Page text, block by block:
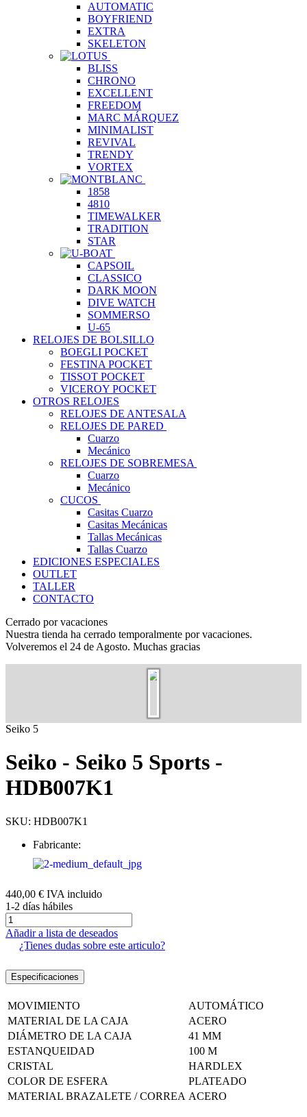
AUTOMATIC
BOYFRIEND
EXTRA
SKELETON
BLISS
CHRONO
EXCELLENT
FREEDOM
MARC MÁRQUEZ
MINIMALIST
REVIVAL
TRENDY
VORTEX
1858
4810
TIMEWALKER
TRADITION
STAR
CAPSOIL
CLASSICO
DARK MOON
DIVE WATCH
SOMMERSO
U-65
RELOJES DE BOLSILLO
BOEGLI POCKET
FESTINA POCKET
TISSOT POCKET
VICEROY POCKET
OTROS RELOJES
RELOJES DE ANTESALA
RELOJES DE PARED
Cuarzo
Mecánico
RELOJES DE SOBREMESA
Cuarzo
Mecánico
CUCOS
Casitas Cuarzo
Casitas Mecánicas
Tallas Mecánicas
Tallas Cuarzo
EDICIONES ESPECIALES
OUTLET
TALLER
CONTACTO
Cerrado por vacaciones
Nuestra tienda ha cerrado temporalmente por vacaciones.
Volveremos el 24 de Agosto. Muchas gracias
Image cannot be loaded
Seiko 5
Seiko - Seiko 5 Sports -
HDB007K1
SKU: HDB007K1
Fabricante:
440,00 € IVA incluido
1-2 días hábiles
Añadir a lista de deseados
¿Tienes dudas sobre este articulo?
Especificaciones
MOVIMIENTO
AUTOMÁTICO
MATERIAL DE LA CAJA
ACERO
DIÁMETRO DE LA CAJA
41 MM
ESTANQUEIDAD
100 M
CRISTAL
HARDLEX
COLOR DE ESFERA
PLATEADO
MATERIAL BRAZALETE / CORREA ACERO